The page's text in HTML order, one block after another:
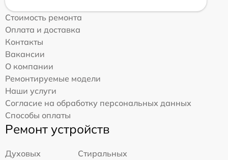
Стоимость ремонта
Оплата и доставка
Контакты
Вакансии
О компании
Ремонтируемые модели
Наши услуги
Согласие на обработку персональных данных
Способы оплаты
Ремонт устройств
Духовых
Стиральных